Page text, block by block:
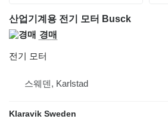
산업기계용 전기 모터 Busck
경매
전기 모터
스웨덴, Karlstad
Klaravik Sweden